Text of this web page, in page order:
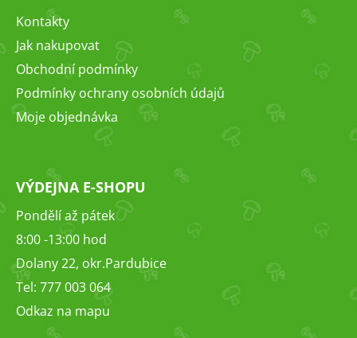
í
Kontakty
Jak nakupovat
Obchodní podmínky
Podmínky ochrany osobních údajů
Moje objednávka
VÝDEJNA E-SHOPU
Pondělí až pátek
8:00 -13:00 hod
Dolany 22, okr.Pardubice
Tel: 777 003 064
Odkaz na mapu